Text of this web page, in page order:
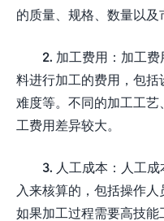
的质量、规格、数量以及
2. 加工费用：加工
料进行加工的费用，包
难度等。不同的加工工
工费用差异较大。
3. 人工成本：人工
入来核算的，包括操作人
如果加工过程需要高技